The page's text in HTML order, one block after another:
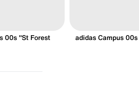
00s "St Forest
adidas Campus